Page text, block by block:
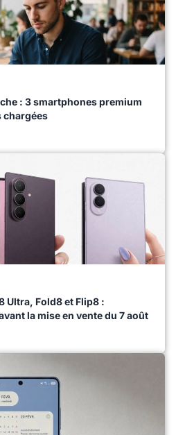
: 3 smartphones premium
chargées
Ultra, Fold8 et Flip8 :
la mise en vente du 7 août